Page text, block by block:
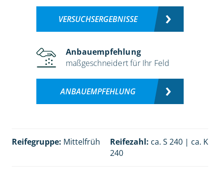
VERSUCHSERGEBNISSE
Anbauempfehlung
maßgeschneidert für Ihr Feld
ANBAUEMPFEHLUNG
Reifegruppe: Mittelfrüh Reifezahl: ca. S 240 | ca. K
240